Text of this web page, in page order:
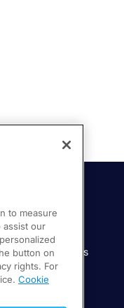
financieros
digitales
to measure
assist our
button on
rights. For
Cookie